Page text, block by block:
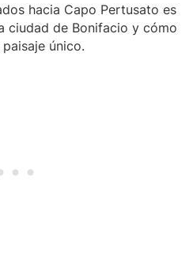
hacia Capo Pertusato es
ciudad de Bonifacio y cómo
único.